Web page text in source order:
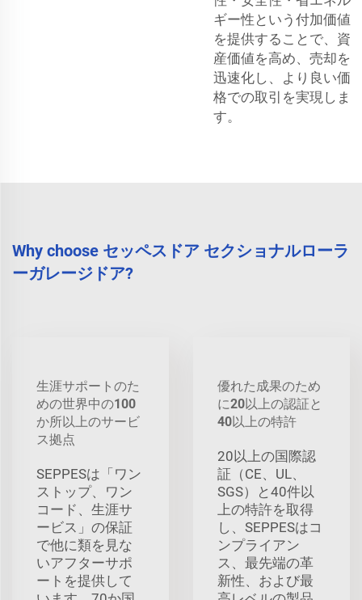
ギー性という付加価値
を提供することで、資
産価値を高め、売却を
迅速化し、より良い価
格での取引を実現しま
す。
Why choose セッペスドア セクショナルローラ
ーガレージドア?
生涯サポートのた
めの世界中の100
か所以上のサービ
ス拠点
SEPPESは「ワン
ストップ、ワン
コード、生涯サ
ービス」の保証
で他に類を見な
いアフターサポ
ートを提供して
優れた成果のため
に20以上の認証と
40以上の特許
20以上の国際認
証（CE、UL、
SGS）と40件以
上の特許を取得
し、SEPPESはコ
ンプライアン
ス、最先端の革
新性、および最